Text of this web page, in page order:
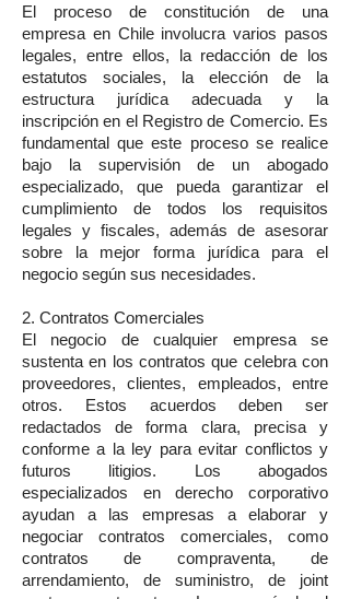
El proceso de constitución de una
empresa en Chile involucra varios pasos
legales, entre ellos, la redacción de los
estatutos sociales, la elección de la
estructura jurídica adecuada y la
inscripción en el Registro de Comercio. Es
fundamental que este proceso se realice
bajo la supervisión de un abogado
especializado, que pueda garantizar el
cumplimiento de todos los requisitos
legales y fiscales, además de asesorar
sobre la mejor forma jurídica para el
negocio según sus necesidades.
2. Contratos Comerciales
El negocio de cualquier empresa se
sustenta en los contratos que celebra con
proveedores, clientes, empleados, entre
otros. Estos acuerdos deben ser
redactados de forma clara, precisa y
conforme a la ley para evitar conflictos y
futuros litigios. Los abogados
especializados en derecho corporativo
ayudan a las empresas a elaborar y
negociar contratos comerciales, como
contratos de compraventa, de
arrendamiento, de suministro, de joint